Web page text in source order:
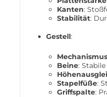
Kanten:
Stabilität:
Gestell:
Mechanismus
Beine:
Stapelfüße:
Griffspalte: